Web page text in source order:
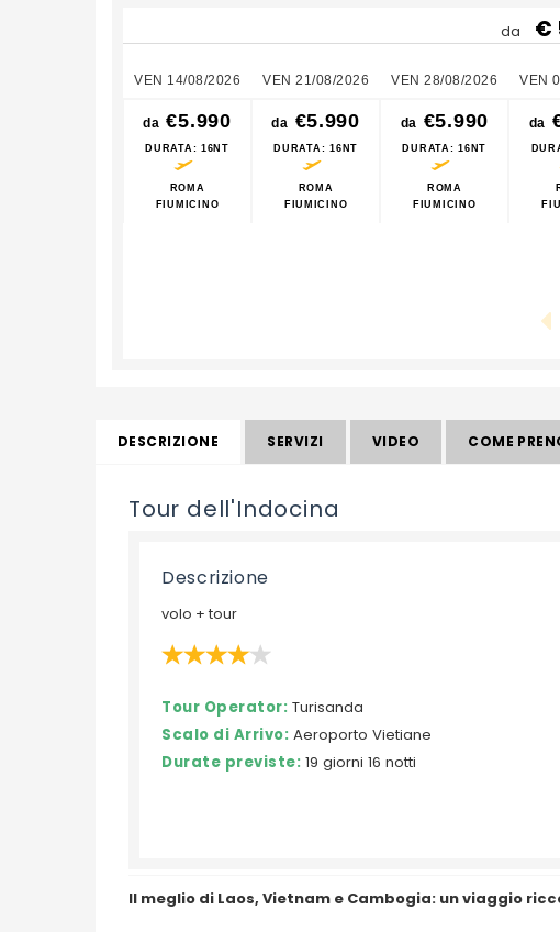
da €
VEN 14/08/2026
da €5.990
DURATA : 16NT
ROMA
FIUMICINO
VEN 21/08/2026
da €5.990
DURATA : 16NT
ROMA
FIUMICINO
VEN 28/08/2026
da €5.990
DURATA : 16NT
ROMA
FIUMICINO
VEN
da
DESCRIZIONE SERVIZI VIDEO COME
Tour dell'Indocina
Descrizione
volo + tour
Tour Operator: Turisanda
Scalo di Arrivo: Aeroporto Vietiane
Durate previste: 19 giorni 16 notti
Il meglio di Laos, Vietnam e Cambogia: un viaggio